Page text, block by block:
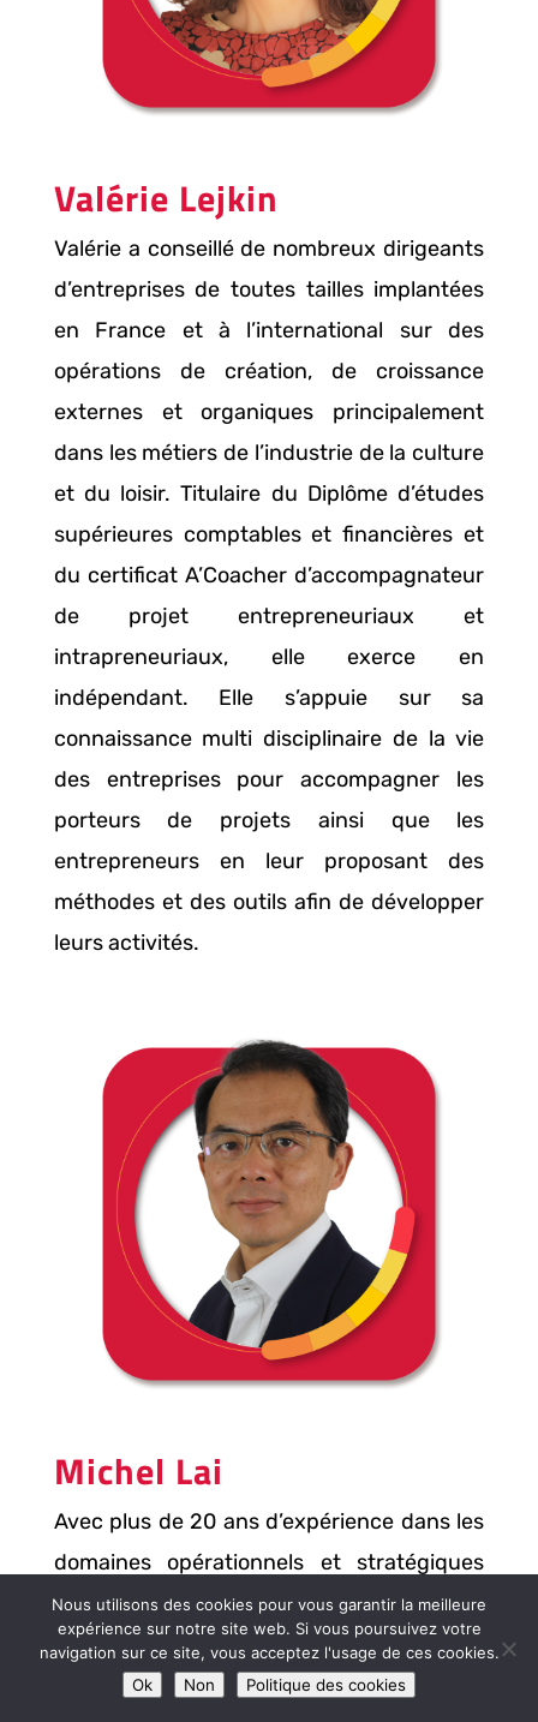
Valérie Lejkin
Valérie a conseillé de nombreux dirigeants
d’entreprises de toutes tailles implantées
en France et à l’international sur des
opérations de création, de croissance
externes et organiques principalement
dans les métiers de l’industrie de la culture
et du loisir. Titulaire du Diplôme d’études
supérieures comptables et financières et
du certificat A’Coacher d’accompagnateur
de projet entrepreneuriaux et
intrapreneuriaux, elle exerce en
indépendant. Elle s’appuie sur sa
connaissance multi disciplinaire de la vie
des entreprises pour accompagner les
porteurs de projets ainsi que les
entrepreneurs en leur proposant des
méthodes et des outils afin de développer
leurs activités.
Michel Lai
Avec plus de 20 ans d’expérience dans les
domaines opérationnels et stratégiques
des TICs, Michel Lai opère comme
intrapreneur dans la construction et la
transformation d’organisations, de leurs
Nous utilisons des cookies pour vous garantir la meilleure
expérience sur notre site web. Si vous poursuivez votre
navigation sur ce site, vous acceptez l'usage de ces cookies.
Ok
Non Politique des cookies